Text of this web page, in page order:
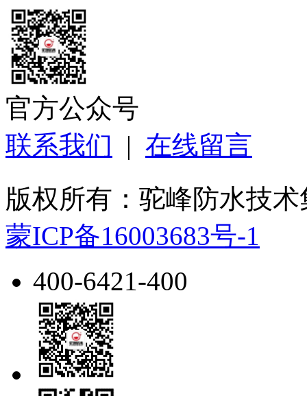
官方公众号
联系我们 | 在线留言
版权所有：驼峰防水技
蒙ICP备16003683号-1
400-6421-400